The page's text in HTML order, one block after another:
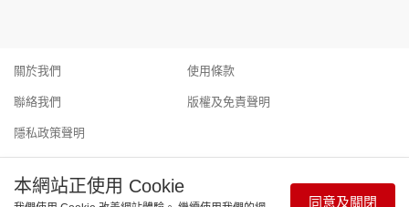
關於我們
聯絡我們
隱私政策聲明
使用條款
版權及免責聲明
本網站正使用 Cookie
同意及關閉